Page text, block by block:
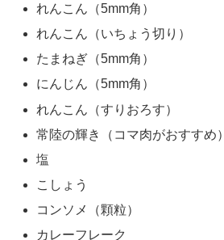
れんこん（5mm角）
れんこん（いちょう切り）
たまねぎ（5mm角）
にんじん（5mm角）
れんこん（すりおろす）
常陸の輝き（コマ肉がおすすめ）
塩
こしょう
コンソメ（顆粒）
カレーフレーク